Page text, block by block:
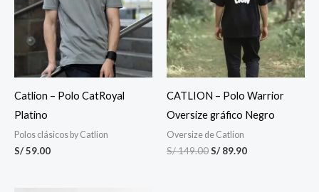
Catlion – Polo CatRoyal
Platino
Polos clásicos by Catlion
S/59.00
CATLION – Polo Warrior
Oversize gráfico Negro
Oversize de Catlion
S/149.00S/ 89.90